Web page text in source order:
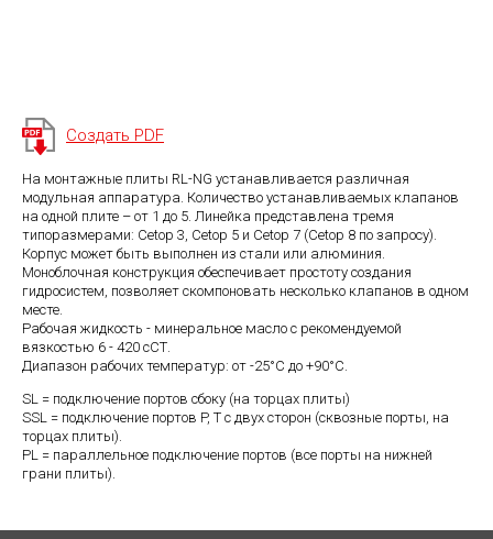
Создать PDF
На монтажные плиты RL-NG устанавливается различная
модульная аппаратура. Количество устанавливаемых клапанов
на одной плите – от 1 до 5. Линейка представлена тремя
типоразмерами: Cetop 3, Cetop 5 и Cetop 7 (Cetop 8 по запросу).
Корпус может быть выполнен из стали или алюминия.
Моноблочная конструкция обеспечивает простоту создания
гидросистем, позволяет скомпоновать несколько клапанов в одном
месте.
Рабочая жидкость - минеральное масло с рекомендуемой
вязкостью 6 - 420 сСТ.
Диапазон рабочих температур: от -25°С до +90°С.
SL = подключение портов сбоку (на торцах плиты)
SSL = подключение портов P, Т с двух сторон (сквозные порты, на
торцах плиты).
PL = параллельное подключение портов (все порты на нижней
грани плиты).